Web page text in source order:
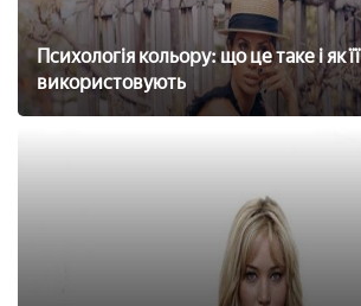
Психологія кольору: що це таке і як її
використовують